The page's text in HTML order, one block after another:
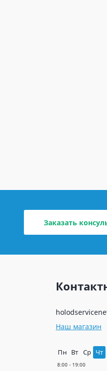
Заказать
Наш магазин
Пн Вт Ср Чт